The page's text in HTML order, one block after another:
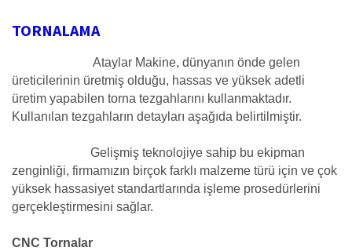
TORNALAMA
Ataylar Makine, dünyanın önde gelen
üreticilerinin üretmiş olduğu, hassas ve yüksek adetli
üretim yapabilen torna tezgahlarını kullanmaktadır.
Kullanılan tezgahların detayları aşağıda belirtilmiştir.
Gelişmiş teknolojiye sahip bu ekipman
zenginliği, firmamızın birçok farklı malzeme türü için ve çok
yüksek hassasiyet standartlarında işleme prosedürlerini
gerçekleştirmesini sağlar.
CNC Tornalar